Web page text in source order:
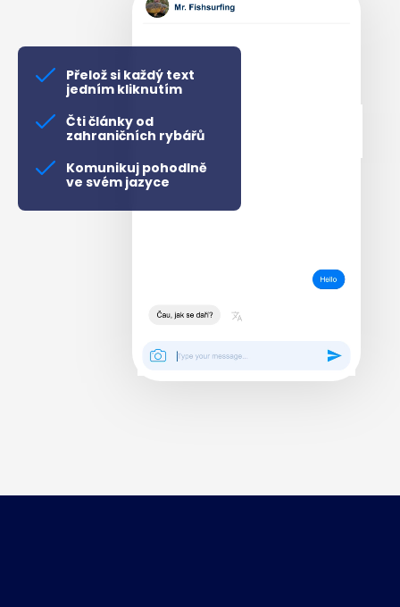
Přelož si každý text
jedním kliknutím
Čti články od
zahraničních rybářů
Komunikuj pohodlně
ve svém jazyce